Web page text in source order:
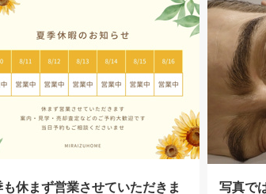
も休まず営業させていただきま
写真で